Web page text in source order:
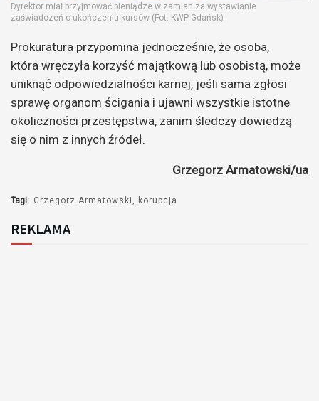
Dyrektor miał przyjmować pieniądze w zamian za wystawianie
zaświadczeń o ukończeniu kursów (Fot. KWP Gdańsk)
Prokuratura przypomina jednocześnie, że osoba,
która wręczyła korzyść majątkową lub osobistą, może
uniknąć odpowiedzialności karnej, jeśli sama zgłosi
sprawę organom ścigania i ujawni wszystkie istotne
okoliczności przestępstwa, zanim śledczy dowiedzą
się o nim z innych źródeł.
Grzegorz Armatowski/ua
Tagi: Grzegorz Armatowski korupcja
REKLAMA